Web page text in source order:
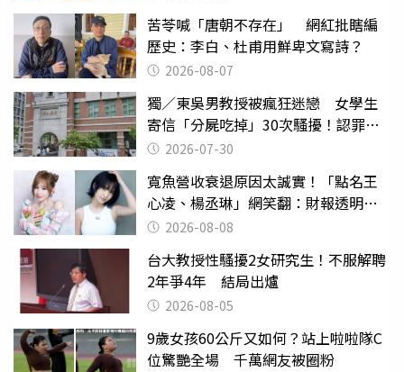
苦苓喊「唐朝不存在」 網紅批瞎編
歷史：李白、杜甫用鮮卑文寫詩？
2026-08-07
獨／東吳男教授被瘋狂迷戀 女學生
寄信「分屍吃掉」30次騷擾！認罪免
關 2026-07-30
寬魚營收衰退原因太誠實！「點名王
心凌、楊丞琳」網笑翻：財報透明度
滿分2026-08-08
台大教授性騷擾2女研究生！不服解聘
2年爭4年 結局出爐
2026-08-05
9歲女孩60公斤又如何？站上啦啦隊C
位驚艷全場 千萬網友被圈粉